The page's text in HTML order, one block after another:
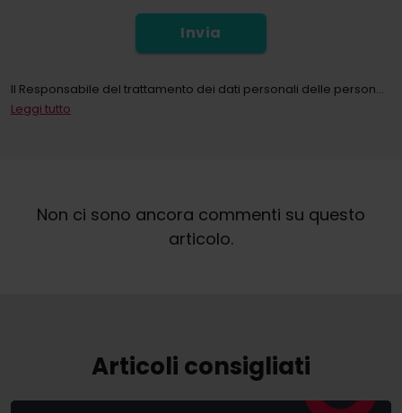
Invia
Il Responsabile del trattamento dei dati personali delle persone che utilizzano il sito web whitepress. com e tutte le sue sottopagine (di seguito: il Servizio) ai sensi del Regolamento (UE) 2016/679 del Parlamento europeo e del Consiglio, del 27 aprile 2016, relativo alla protezione delle persone fisiche con riguardo al trattamento dei dati personali, nonché alla libera circolazione di tali dati e che abroga la direttiva 95/46/CE (di seguito: GDPR) e collettivamente "WhitePress" Spółka z ograniczoną odpowiedzialnością (Sp. z oo), con sede legale a Bielsko-Biała in ul. Legionów 26/28, iscritta nel Registro degli Imprenditori del Registro Nazionale dei Tribunali tenuto dal Tribunale Distrettuale di Bielsko-Biała, 8ª Divisione Economica del Registro Nazionale dei Tribunali con il numero KRS: 0000651339, NIP: 9372667797, REGON: 243400145 e le altre società del
Leggi tutto
Non ci sono ancora commenti su questo
articolo.
Articoli consigliati